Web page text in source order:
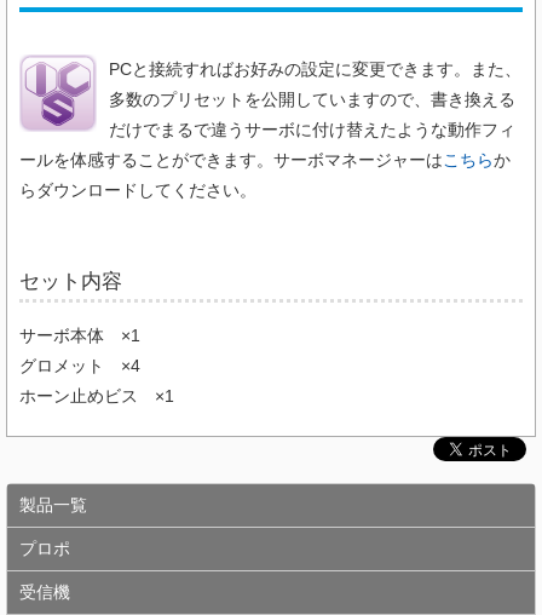
PCと接続すればお好みの設定に変更できます。また、
多数のプリセットを公開していますので、書き換える
だけでまるで違うサーボに付け替えたような動作フィ
ールを体感することができます。サーボマネージャーはこちらか
らダウンロードしてください。
セット内容
サーボ本体 ×1
グロメット ×4
ホーン止めビス ×1
製品一覧
プロポ
受信機